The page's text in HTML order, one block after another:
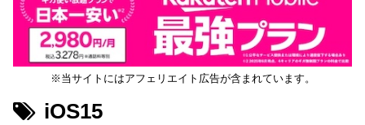
※当サイトにはアフェリエイト広告が含まれています。
iOS15